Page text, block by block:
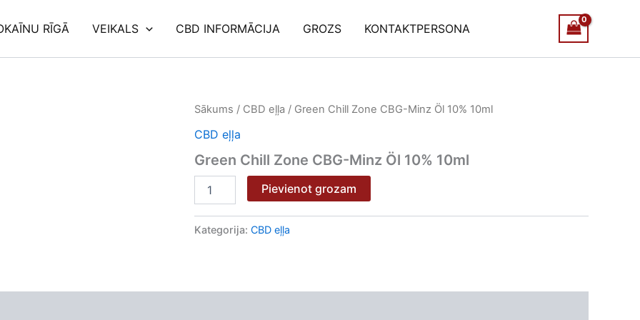
RĪGĀ VEIKALS CBD INFORMĀCIJA GROZS KONTAKTPERSONA
Sākums / CBD eļļa / Green Chill Zone CBG-Minz Öl 10% 10ml
CBD eļļa
Green Chill Zone CBG-Minz Öl 10% 10ml
Green
Zone
Minz
Öl
10%
10ml
Pievienot grozam
Kategorija: CBD eļļa